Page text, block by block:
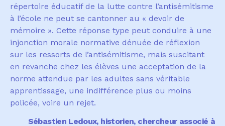
répertoire éducatif de la lutte contre l’antisémitisme
à l’école ne peut se cantonner au « devoir de
mémoire ». Cette réponse type peut conduire à une
injonction morale normative dénuée de réflexion
sur les ressorts de l’antisémitisme, mais suscitant
en revanche chez les élèves une acceptation de la
norme attendue par les adultes sans véritable
apprentissage, une indifférence plus ou moins
policée, voire un rejet.
Sébastien Ledoux, historien, chercheur associé à